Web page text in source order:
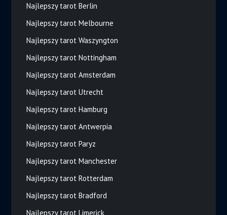
Najlepszy tarot Berlin
Najlepszy tarot Melbourne
Najlepszy tarot Waszyngton
Najlepszy tarot Nottingham
Najlepszy tarot Amsterdam
Najlepszy tarot Utrecht
Najlepszy tarot Hamburg
Najlepszy tarot Antwerpia
Najlepszy tarot Paryz
Najlepszy tarot Manchester
Najlepszy tarot Rotterdam
Najlepszy tarot Bradford
Najlepszy tarot Limerick